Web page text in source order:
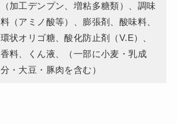
（加工デンプン、増粘多糖類）、調味
料（アミノ酸等）、膨張剤、酸味料、
環状オリゴ糖、酸化防止剤（V.E）、
香料、くん液、（一部に小麦・乳成
分・大豆・豚肉を含む）